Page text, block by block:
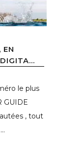
EN
le plus
GUIDE
, tout